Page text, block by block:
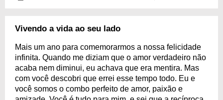
Vivendo a vida ao seu lado
Mais um ano para comemorarmos a nossa felicidade
infinita. Quando me diziam que o amor verdadeiro não
acaba nem diminui, eu achava que era mentira. Mas
com você descobri que errei esse tempo todo. Eu e
você somos o combo perfeito de amor, paixão e